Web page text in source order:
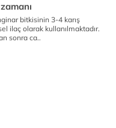
bitkisinin 3-4 karış
ilaç olarak kullanılmaktadır.
sonra ca..